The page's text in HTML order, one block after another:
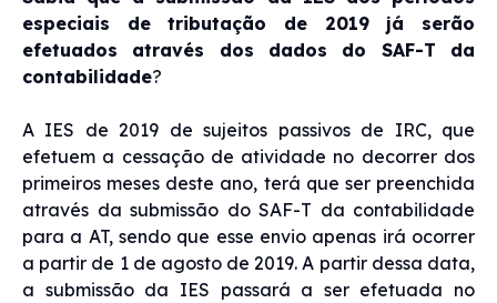
especiais de tributação de 2019 já serão
efetuados através dos dados do SAF-T da
contabilidade?
A IES de 2019 de sujeitos passivos de IRC, que
efetuem a cessação de atividade no decorrer dos
primeiros meses deste ano, terá que ser preenchida
através da submissão do SAF-T da contabilidade
para a AT, sendo que esse envio apenas irá ocorrer
a partir de 1 de agosto de 2019. A partir dessa data,
a submissão da IES passará a ser efetuada no